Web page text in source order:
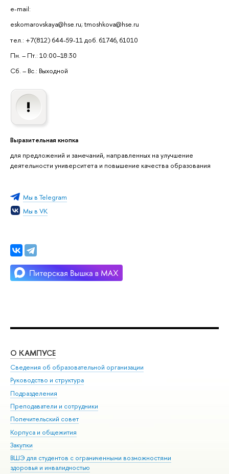
e-mail:
eskomarovskaya@hse.ru; tmoshkova@hse.ru
тел.: +7(812) 644-59-11 доб. 61746, 61010
Пн. – Пт.: 10:00–18:30
Сб. – Вс.: Выходной
Выразительная кнопка
для предложений и замечаний, направленных на улучшение
деятельности университета и повышение качества образования
Мы в Telegram
Мы в VK
О КАМПУСЕ
Сведения об образовательной организации
Руководство и структура
Подразделения
Преподаватели и сотрудники
Попечительский совет
Корпуса и общежития
Закупки
ВШЭ для студентов с ограниченными возможностями
здоровья и инвалидностью